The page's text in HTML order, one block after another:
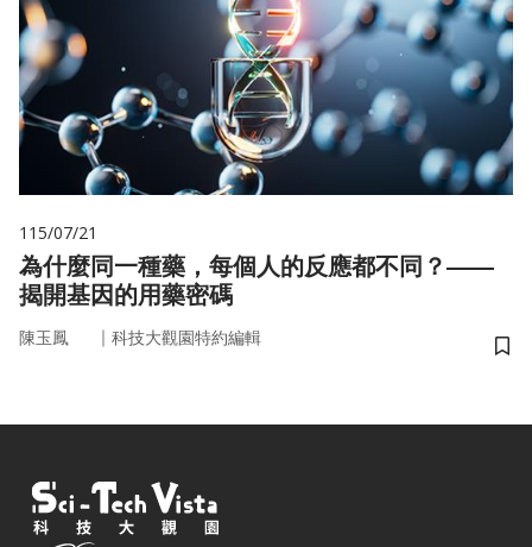
115/07/21
為什麼同一種藥，每個人的反應都不同？——
揭開基因的用藥密碼
陳玉鳳 ｜ 科技大觀園特約編輯
儲